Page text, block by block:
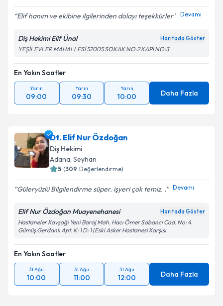
Elif hanım ve ekibine ilgilerinden dolayı teşekkürler Devamı
Diş Hekimi Elif Ünal Haritada Göster
YEŞİLEVLER MAHALLESİ 52005 SOKAK NO:2 KAPI NO:3
En Yakın Saatler
Yarın
09:00
Yarın
09:30
Yarın
10:00 Daha Fazla
Dt. Elif Nur Özdoğan
Diş Hekimi
Adana, Seyhan
5 (309 Değerlendirme)
Güleryüzlü Bilgilendirme süper. işyeri çok temiz. . Devamı
Elif Nur Özdoğan Muayenehanesi Haritada Göster
Hastaneler Kavşağı Yeni Baraj Mah. Hacı Ömer Sabancı Cad. No: 4
Gümüş Gerdanlı Apt. K: 1 D: 1 (Eski Asker Hastanesi Karşısı
En Yakın Saatler
31 Ağu
10:00
31 Ağu
11:00
31 Ağu
12:00 Daha Fazla